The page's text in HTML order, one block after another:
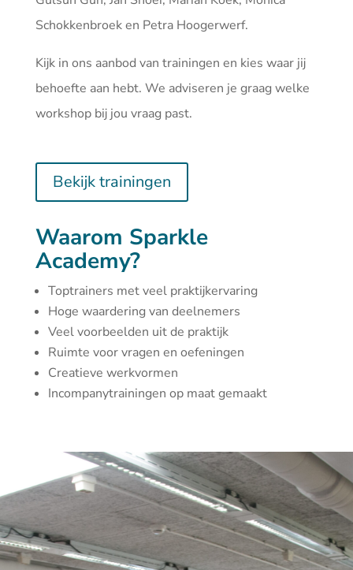
Schokkenbroek en Petra Hoogerwerf.
Kijk in ons aanbod van trainingen en kies waar jij
behoefte aan hebt. We adviseren je graag welke
workshop bij jou vraag past.
Bekijk trainingen
Waarom Sparkle
Academy?
Toptrainers met veel praktijkervaring
Hoge waardering van deelnemers
Veel voorbeelden uit de praktijk
Ruimte voor vragen en oefeningen
Creatieve werkvormen
Incompanytrainingen op maat gemaakt